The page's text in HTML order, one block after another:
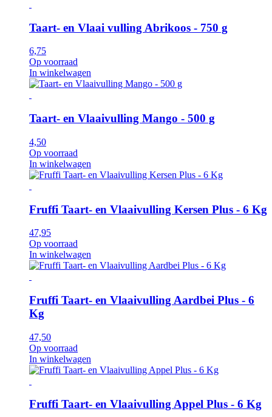
Taart- en Vlaai vulling Abrikoos - 750 g
6,75
Op voorraad
In winkelwagen
Taart- en Vlaaivulling Mango - 500 g
4,50
Op voorraad
In winkelwagen
Fruffi Taart- en Vlaaivulling Kersen Plus - 6 Kg
47,95
Op voorraad
In winkelwagen
Fruffi Taart- en Vlaaivulling Aardbei Plus - 6
Kg
47,50
Op voorraad
In winkelwagen
Fruffi Taart- en Vlaaivulling Appel Plus - 6 Kg